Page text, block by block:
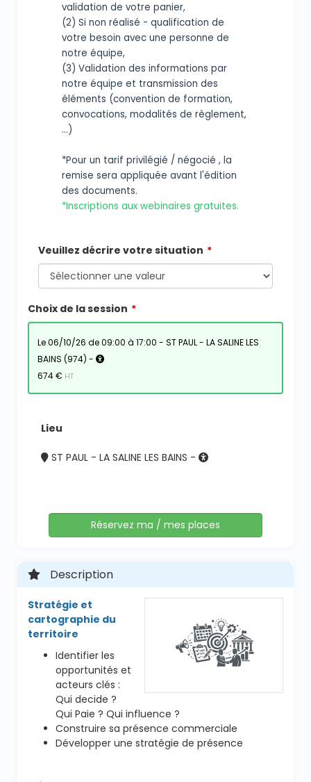
validation de votre panier,
(2) Si non réalisé - qualification de
votre besoin avec une personne de
notre équipe,
(3) Validation des informations par
notre équipe et transmission des
éléments (convention de formation,
convocations, modalités de règlement,
...)
*Pour un tarif privilégié / négocié , la
remise sera appliquée avant l'édition
des documents.
*Inscriptions aux webinaires gratuites.
Veuillez décrire votre situation
Choix de la session
le 06/10/26 de 09:00 à 17:00 - ST PAUL - LA SALINE LES
BAINS (974) -
674 € HT
Lieu
ST PAUL - LA SALINE LES BAINS -
Réservez ma / mes places
Description
Stratégie et
cartographie du
territoire
Identifier les
opportunités et
acteurs clés :
Qui decide ?
Qui Paie ? Qui influence ?
Construire sa présence commerciale
Développer une stratégie de présence